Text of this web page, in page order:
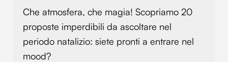
Che atmosfera, che magia! Scopriamo 20
proposte imperdibili da ascoltare nel
periodo natalizio: siete pronti a entrare nel
mood?